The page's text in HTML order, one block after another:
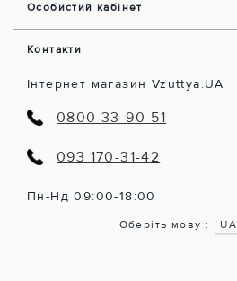
Особистий кабінет
Контакти
Інтернет магазин Vzuttya.UA
0800 33-90-51
093 170-31-42
Пн-Нд 09:00-18:00
Оберіть мову : UA